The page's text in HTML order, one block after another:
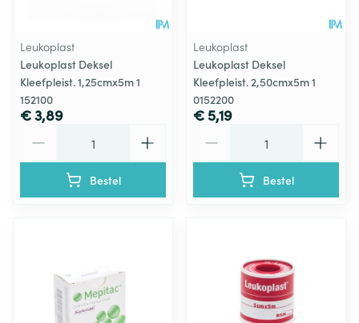
Leukoplast
Leukoplast Deksel
Kleefpleist. 1,25cmx5m 1
152100
€ 3,89
Bestel
Leukoplast
Leukoplast Deksel
Kleefpleist. 2,50cmx5m 1
0152200
€ 5,19
Bestel